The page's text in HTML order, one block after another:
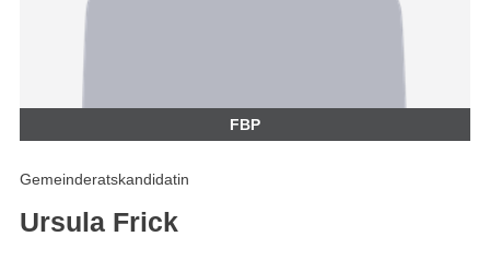
FBP
Gemeinderatskandidatin
Ursula Frick